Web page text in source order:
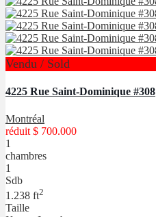
Vendu / Sold
4225 Rue Saint-Dominique #308
Montréal
réduit $ 700.000
1
chambres
1
Sdb
1.238 ft2
Taille